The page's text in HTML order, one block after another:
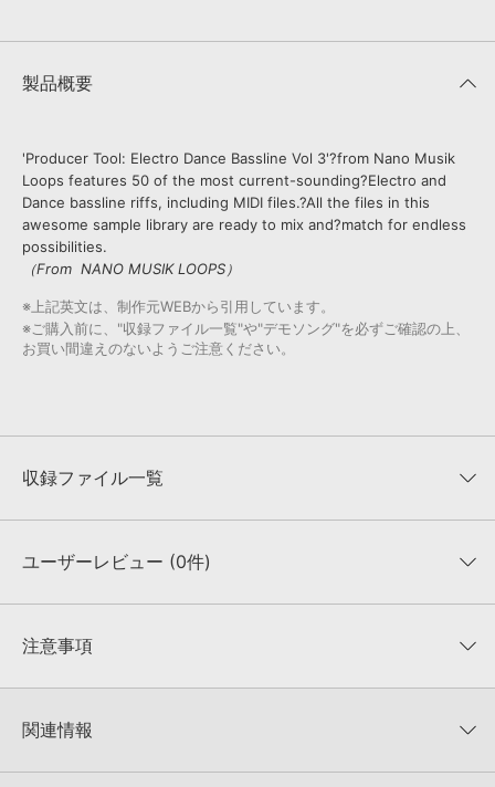
製品概要
'Producer Tool: Electro Dance Bassline Vol 3'?from Nano Musik
Loops features 50 of the most current-sounding?Electro and
Dance bassline riffs, including MIDI files.?All the files in this
awesome sample library are ready to mix and?match for endless
possibilities.
（From NANO MUSIK LOOPS）
※上記英文は、制作元WEBから引用しています。
※ご購入前に、"収録ファイル一覧"や"デモソング"を必ずご確認の上、
お買い間違えのないようご注意ください。
収録ファイル一覧
収録ファイル一覧
ユーザーレビュー (0件)
★★★★★
★5
★4
注意事項
KONTAKTフォーマットは、
でお使いいただけます。無償版のKONTAKT PLAYERではお使いい
関連情報